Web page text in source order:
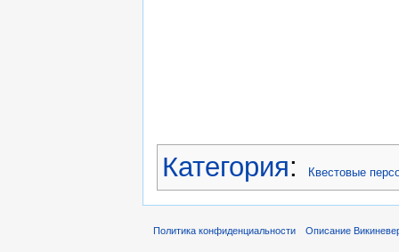
Категория: Квестовые
Политика конфиденциальности Описание